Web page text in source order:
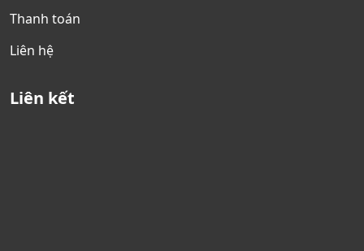
Thanh toán
Liên hệ
Liên kết